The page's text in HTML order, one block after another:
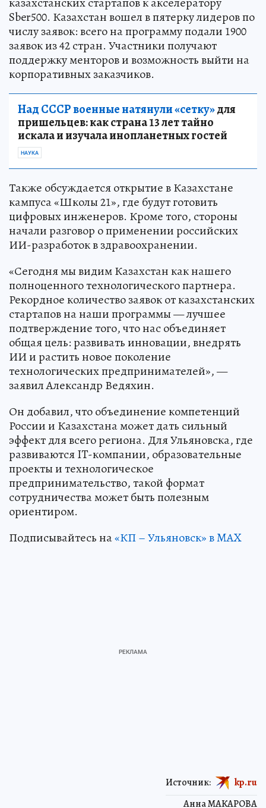
Sber500. Казахстан вошел в пятерку лидеров по
числу заявок: всего на программу подали 1900
заявок из 42 стран. Участники получают
поддержку менторов и возможность выйти на
корпоративных заказчиков.
Над СССР военные натянули «сетку»для
пришельцев: как страна 13 лет тайно
искала и изучала инопланетных гостей
НАУКА
Также обсуждается открытие в Казахстане
кампуса «Школы 21», где будут готовить
цифровых инженеров. Кроме того, стороны
начали разговор о применении российских
ИИ-разработок в здравоохранении.
«Сегодня мы видим Казахстан как нашего
полноценного технологического партнера.
Рекордное количество заявок от казахстанских
стартапов на наши программы — лучшее
подтверждение того, что нас объединяет
общая цель: развивать инновации, внедрять
ИИ и растить новое поколение
технологических предпринимателей», —
заявил Александр Ведяхин.
Он добавил, что объединение компетенций
России и Казахстана может дать сильный
эффект для всего региона. Для Ульяновска, где
развиваются IT-компании, образовательные
проекты и технологическое
предпринимательство, такой формат
сотрудничества может быть полезным
ориентиром.
Подписывайтесь на«КП – Ульяновск» в MAX
Анна МАКАРОВА
Источник: kp.ru